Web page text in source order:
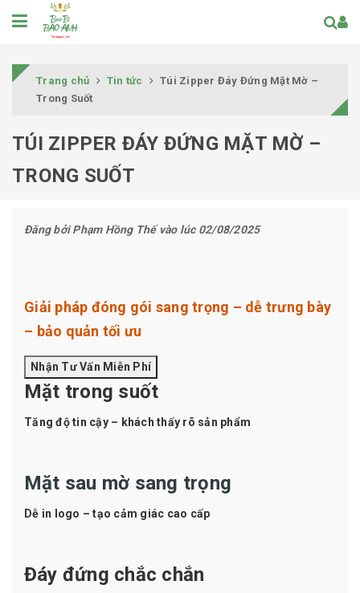
Trang chủ Tin tức
Túi Zipper Đáy Đứng Mặt Mờ –
Trong Suốt
TÚI ZIPPER ĐÁY ĐỨNG MẶT MỜ –
TRONG SUỐT
Đăng bởiPhạm Hồng Thếvào lúc 02/08/2025
Giải pháp đóng gói sang trọng – dễ trưng bày
– bảo quản tối ưu
Nhận Tư Vấn Miễn Phí
Mặt trong suốt
Tăng độ tin cậy – khách thấy rõ sản phẩm
Mặt sau mờ sang trọng
Dễ in logo – tạo cảm giác cao cấp
Đáy đứng chắc chắn